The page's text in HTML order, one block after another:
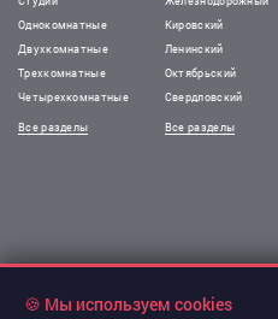
Однокомнатные
Двухкомнатные
Трехкомнатные
Четырехкомнатные
Все разделы
Кировский
Ленинский
Октябрьский
Свердловский
Все разделы
!Информация на сайте не является
материалов сайта обязательна
🍪 Мы используем cookies